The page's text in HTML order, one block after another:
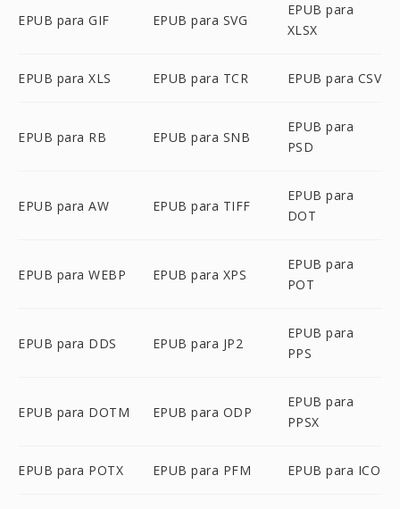
EPUB para GIF EPUB para SVG
EPUB para
XLSX
EPUB para XLS EPUB para TCR EPUB para CSV
EPUB para RB EPUB para SNB
EPUB para
PSD
EPUB para AW EPUB para TIFF
EPUB para
DOT
EPUB para WEBP EPUB para XPS
EPUB para
POT
EPUB para DDS EPUB para JP2
EPUB para
PPS
EPUB para DOTM EPUB para ODP
EPUB para
PPSX
EPUB para POTX EPUB para PFM EPUB para ICO